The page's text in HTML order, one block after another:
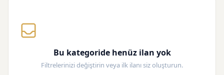
Bu kategoride henüz ilan yok
Filtrelerinizi değiştirin veya ilk ilanı siz oluşturun.